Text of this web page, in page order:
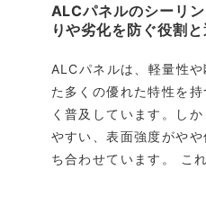
ALCパネルのシーリ
りや劣化を防ぐ役割
ALCパネルは、軽量性
た多くの優れた特性を
く普及しています。し
やすい、表面強度がや
ち合わせています。 こ